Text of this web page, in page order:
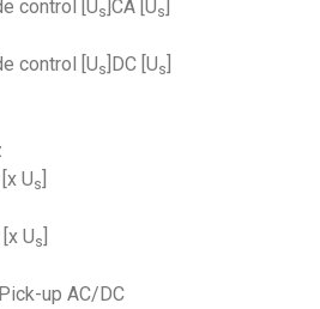
control [Us ]CA [Us
control [Us ]DC [Us
Us
Us
up AC/DC